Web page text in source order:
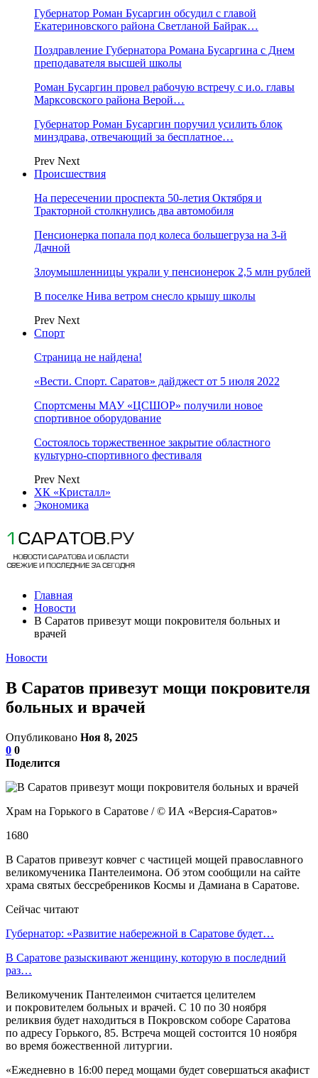
Губернатор Роман Бусаргин обсудил с главой
Екатериновского района Светланой Байрак…
Поздравление Губернатора Романа Бусаргина с Днем
преподавателя высшей школы
Роман Бусаргин провел рабочую встречу с и.о. главы
Марксовского района Верой…
Губернатор Роман Бусаргин поручил усилить блок
минздрава, отвечающий за бесплатное…
Prev Next
Происшествия
На пересечении проспекта 50-летия Октября и
Тракторной столкнулись два автомобиля
Пенсионерка попала под колеса большегруза на 3-й
Дачной
Злоумышленницы украли у пенсионерок 2,5 млн рублей
В поселке Нива ветром снесло крышу школы
Prev Next
Спорт
Страница не найдена!
«Вести. Спорт. Саратов» дайджест от 5 июля 2022
Спортсмены МАУ «ЦСШОР» получили новое
спортивное оборудование
Состоялось торжественное закрытие областного
культурно-спортивного фестиваля
Prev Next
ХК «Кристалл»
Экономика
Главная
Новости
В Саратов привезут мощи покровителя больных и
врачей
Новости
В Саратов привезут мощи покровителя
больных и врачей
Опубликовано Ноя 8, 2025
0 0
Поделится
Храм на Горького в Саратове / © ИА «Версия-Саратов»
1680
В Саратов привезут ковчег с частицей мощей православного
великомученика Пантелеимона. Об этом сообщили на сайте
храма святых бессребреников Космы и Дамиана в Саратове.
Сейчас читают
Губернатор: «Развитие набережной в Саратове будет…
В Саратове разыскивают женщину, которую в последний
раз…
Великомученик Пантелеимон считается целителем
и покровителем больных и врачей. С 10 по 30 ноября
реликвия будет находиться в Покровском соборе Саратова
по адресу Горького, 85. Встреча мощей состоится 10 ноября
во время божественной литургии.
«Ежедневно в 16:00 перед мощами будет совершаться акафист